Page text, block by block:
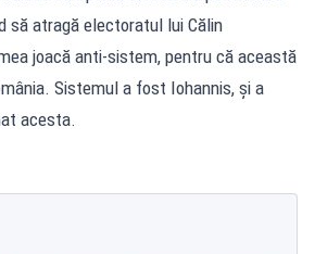
să atragă electoratul lui Călin
joacă anti-sistem, pentru că această
Sistemul a fost Iohannis, și a
acesta.